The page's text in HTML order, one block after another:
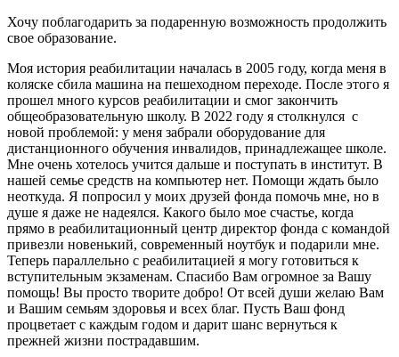
Хочу поблагодарить за подаренную возможность продолжить
свое образование.
Моя история реабилитации началась в 2005 году, когда меня в
коляске сбила машина на пешеходном переходе. После этого я
прошел много курсов реабилитации и смог закончить
общеобразовательную школу. В 2022 году я столкнулся с
новой проблемой: у меня забрали оборудование для
дистанционного обучения инвалидов, принадлежащее школе.
Мне очень хотелось учится дальше и поступать в институт. В
нашей семье средств на компьютер нет. Помощи ждать было
неоткуда. Я попросил у моих друзей фонда помочь мне, но в
душе я даже не надеялся. Какого было мое счастье, когда
прямо в реабилитационный центр директор фонда с командой
привезли новенький, современный ноутбук и подарили мне.
Теперь параллельно с реабилитацией я могу готовиться к
вступительным экзаменам. Спасибо Вам огромное за Вашу
помощь! Вы просто творите добро! От всей души желаю Вам
и Вашим семьям здоровья и всех благ. Пусть Ваш фонд
процветает с каждым годом и дарит шанс вернуться к
прежней жизни пострадавшим.